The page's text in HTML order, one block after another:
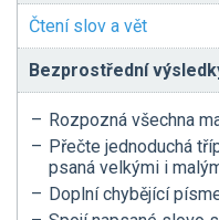
Čtení slov a vět
Bezprostřední
Rozpozná všechna
Přečte jednoduchá
psaná velkými i
Doplní chybějící